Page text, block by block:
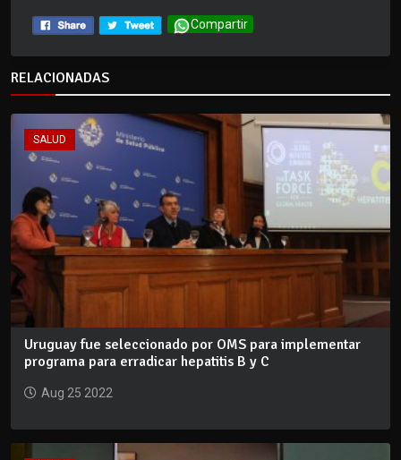
Compartir
RELACIONADAS
SALUD
Uruguay fue seleccionado por OMS para implementar
programa para erradicar hepatitis B y C
Aug 25 2022